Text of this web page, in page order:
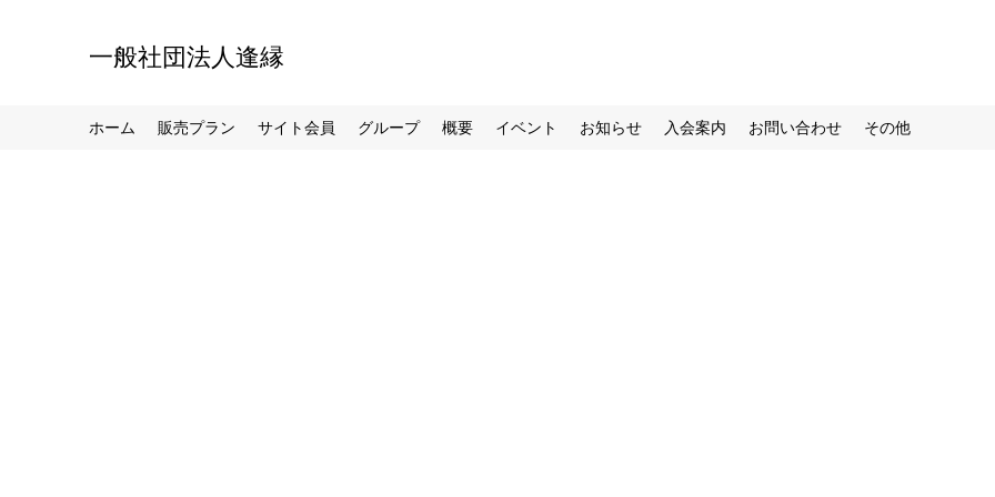
一般社団法人逢縁
ホーム 販売プラン サイト会員 グループ 概要 イベント お知らせ 入会案内 お問い合わせ その他